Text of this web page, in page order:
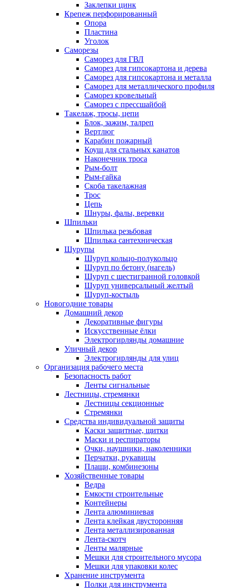
Заклепки цинк
Крепеж перфорированный
Опора
Пластина
Уголок
Саморезы
Саморез для ГВЛ
Саморез для гипсокартона и дерева
Саморез для гипсокартона и металла
Саморез для металлического профиля
Саморез кровельный
Саморез с прессшайбой
Такелаж, тросы, цепи
Блок, зажим, талреп
Вертлюг
Карабин пожарный
Коуш для стальных канатов
Наконечник троса
Рым-болт
Рым-гайка
Скоба такелажная
Трос
Цепь
Шнуры, фалы, веревки
Шпильки
Шпилька резьбовая
Шпилька сантехническая
Шурупы
Шуруп кольцо-полукольцо
Шуруп по бетону (нагель)
Шуруп с шестигранной головкой
Шуруп универсальный желтый
Шуруп-костыль
Новогодние товары
Домашний декор
Декоративные фигуры
Искусственные ёлки
Электрогирлянды домашние
Уличный декор
Электрогирлянды для улиц
Организация рабочего места
Безопасность работ
Ленты сигнальные
Лестницы, стремянки
Лестницы секционные
Стремянки
Средства индивидуальной защиты
Каски защитные, щитки
Маски и респираторы
Очки, наушники, наколенники
Перчатки, рукавицы
Плащи, комбинезоны
Хозяйственные товары
Ведра
Емкости строительные
Контейнеры
Лента алюминиевая
Лента клейкая двусторонняя
Лента металлизированная
Лента-скотч
Ленты малярные
Мешки для строительного мусора
Мешки для упаковки колес
Хранение инструмента
Полки для инструмента